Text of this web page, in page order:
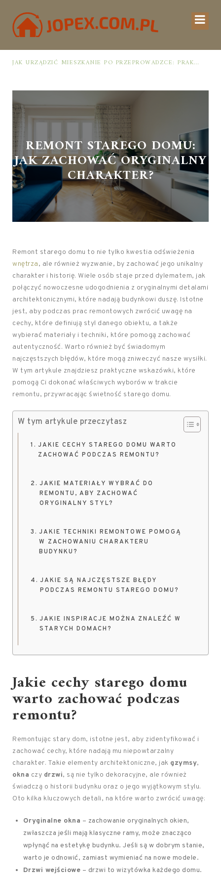
JAK URZĄDZIĆ MIESZKANIE PO PRZEPROWADZCE: PRAKTYCZNY PLAN OD ROZPAKOWANIA DO PRZYTULNEJ PRZESTRZENI
REMONT STAREGO DOMU:
JAK ZACHOWAĆ ORYGINALNY
CHARAKTER?
Remont starego domu to nie tylko kwestia odświeżenia
wnętrza, ale również wyzwanie, by zachować jego unikalny
charakter i historię. Wiele osób staje przed dylematem, jak
połączyć nowoczesne udogodnienia z oryginalnymi detalami
architektonicznymi, które nadają budynkowi duszę. Istotne
jest, aby podczas prac remontowych zwrócić uwagę na
cechy, które definiują styl danego obiektu, a także
wybierać materiały i techniki, które pomogą zachować
autentyczność. Warto również być świadomym
najczęstszych błędów, które mogą zniweczyć nasze wysiłki.
W tym artykule znajdziesz praktyczne wskazówki, które
pomogą Ci dokonać właściwych wyborów w trakcie
remontu, przywracając świetność starego domu.
W tym artykule przeczytasz
JAKIE CECHY STAREGO DOMU WARTO
ZACHOWAĆ PODCZAS REMONTU?
JAKIE MATERIAŁY WYBRAĆ DO
REMONTU, ABY ZACHOWAĆ
ORYGINALNY STYL?
JAKIE TECHNIKI REMONTOWE POMOGĄ
W ZACHOWANIU CHARAKTERU
BUDYNKU?
JAKIE SĄ NAJCZĘSTSZE BŁĘDY
PODCZAS REMONTU STAREGO DOMU?
JAKIE INSPIRACJE MOŻNA ZNALEŹĆ W
STARYCH DOMACH?
Jakie cechy starego domu
warto zachować podczas
remontu?
Remontując stary dom, istotne jest, aby zidentyfikować i
zachować cechy, które nadają mu niepowtarzalny
charakter. Takie elementy architektoniczne, jak gzymsy,
okna czy drzwi, są nie tylko dekoracyjne, ale również
świadczą o historii budynku oraz o jego wyjątkowym stylu.
Oto kilka kluczowych detali, na które warto zwrócić uwagę:
Oryginalne okna – zachowanie oryginalnych okien,
zwłaszcza jeśli mają klasyczne ramy, może znacząco
wpłynąć na estetykę budynku. Jeśli są w dobrym stanie,
warto je odnowić, zamiast wymieniać na nowe modele.
Drzwi wejściowe – drzwi to wizytówka każdego domu.